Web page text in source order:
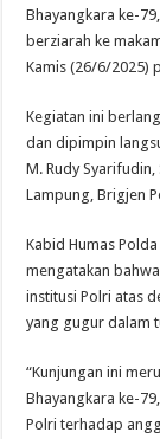
Bhayangkara ke-
berziarah ke
Kamis (26/6/2025)
Kegiatan ini
dan dipimpin
M. Rudy
Lampung, Brigjen
Kabid Humas
mengatakan
institusi Polri atas
yang gugur dalam
“Kunjungan ini
Bhayangkara ke-
Polri terhadap